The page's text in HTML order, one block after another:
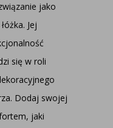
jako
Jej
się w roli
Dodaj swojej
jaki